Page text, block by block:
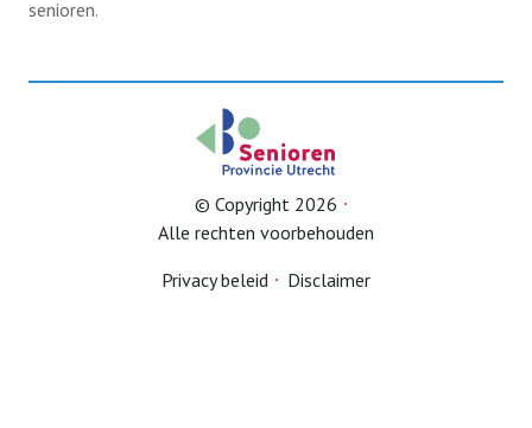
Contact
senioren.
© Copyright 2026
Alle rechten voorbehouden
Privacy beleid
Disclaimer